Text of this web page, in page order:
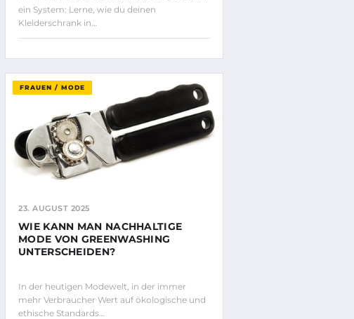
ein System: Lerne, wie du deinen
Kleiderschrank in…
FRAUEN / MODE
23. AUGUST 2025
WIE KANN MAN NACHHALTIGE
MODE VON GREENWASHING
UNTERSCHEIDEN?
In der heutigen Modewelt, in der immer
mehr Verbraucher Wert auf ökologische und
ethische Standards…